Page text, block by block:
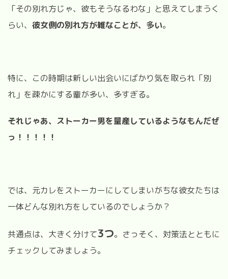
「その別れ方じゃ、彼もそうなるわな」と思えてしまうく
らい、 彼女側の別れ方が雑なことが、多い。
特に、この時期は新しい出会いにばかり気を取られ「別
れ」を疎かにする輩が多い、多すぎる。
それじゃあ、ストーカー男を量産しているようなもんだぜ
っ！！！！！
では、元カレをストーカーにしてしまいがちな彼女たちは
一体どんな別れ方をしているのでしょうか？
共通点は、大きく分けて3つ。さっそく、対策法とともに
チェックしてみましょう。